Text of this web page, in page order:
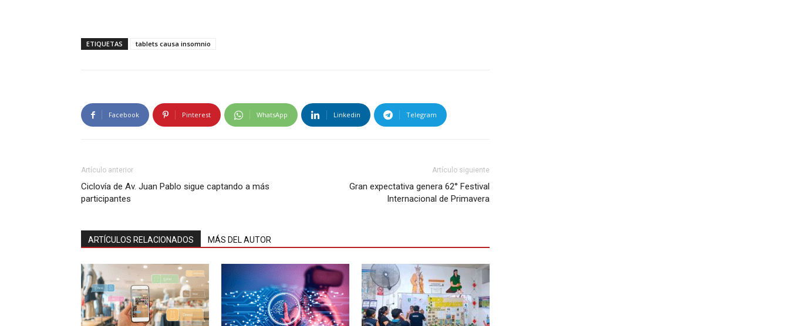
ETIQUETAS tablets causa insomnio
Facebook Pinterest WhatsApp Linkedin Telegram
Artículo anterior
Ciclovía de Av. Juan Pablo sigue captando a más
participantes
Artículo siguiente
Gran expectativa genera 62° Festival
Internacional de Primavera
ARTÍCULOS RELACIONADOS MÁS DEL AUTOR